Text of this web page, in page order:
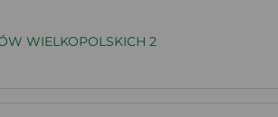
WIELKOPOLSKICH 2